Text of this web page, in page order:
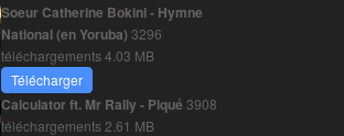
Soeur Catherine Bokini - Hymne
National (en Yoruba) 3296
téléchargements4.03 MB
Télécharger
Calculator ft. Mr Rally - Piqué 3908
téléchargements 2.61 MB